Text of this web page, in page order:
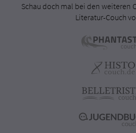
Schau doch mal bei den weiteren
Literatur-Couch